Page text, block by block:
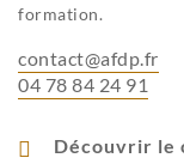
formation.
contact@afdp.fr
04 78 84 24 91
Découvrir le